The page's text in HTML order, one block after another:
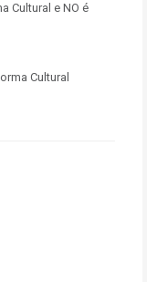
Cultural e NO é
Cultural